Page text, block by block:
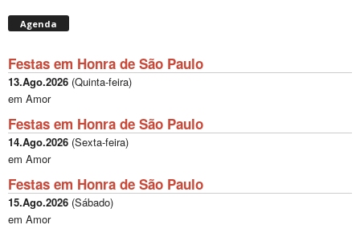
Agenda
Festas em Honra de São Paulo
13.Ago.2026 (Quinta-feira)
em Amor
Festas em Honra de São Paulo
14.Ago.2026 (Sexta-feira)
em Amor
Festas em Honra de São Paulo
15.Ago.2026 (Sábado)
em Amor